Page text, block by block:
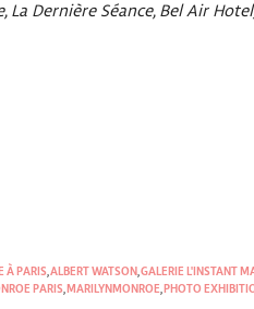
La Dernière Séance, Bel Air
À PARIS ALBERT WATSON GALERIE L'INSTANT
PARIS MARILYNMONROE PHOTO